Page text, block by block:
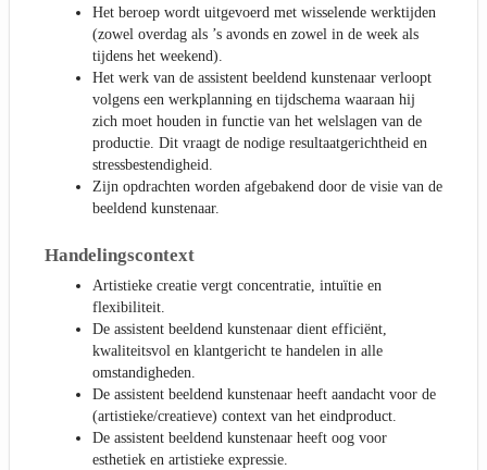
Het beroep wordt uitgevoerd met wisselende werktijden
(zowel overdag als ’s avonds en zowel in de week als
tijdens het weekend).
Het werk van de assistent beeldend kunstenaar verloopt
volgens een werkplanning en tijdschema waaraan hij
zich moet houden in functie van het welslagen van de
productie. Dit vraagt de nodige resultaatgerichtheid en
stressbestendigheid.
Zijn opdrachten worden afgebakend door de visie van de
beeldend kunstenaar.
Handelingscontext
Artistieke creatie vergt concentratie, intuïtie en
flexibiliteit.
De assistent beeldend kunstenaar dient efficiënt,
kwaliteitsvol en klantgericht te handelen in alle
omstandigheden.
De assistent beeldend kunstenaar heeft aandacht voor de
(artistieke/creatieve) context van het eindproduct.
De assistent beeldend kunstenaar heeft oog voor
esthetiek en artistieke expressie.